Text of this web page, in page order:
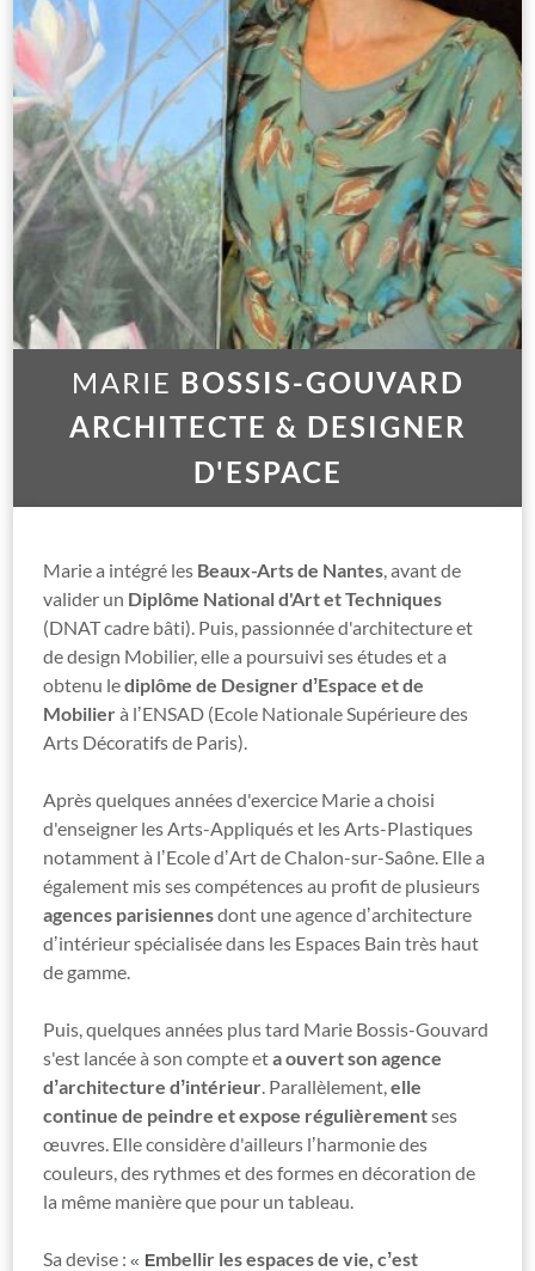
MARIE BOSSIS-GOUVARD
ARCHITECTE & DESIGNER
D'ESPACE
Marie a intégré les Beaux-Arts de Nantes, avant de
valider un Diplôme National d'Art et Techniques
(DNAT cadre bâti). Puis, passionnée d'architecture et
de design Mobilier, elle a poursuivi ses études et a
obtenu lediplôme de Designer dʼEspace et de
Mobilierà lʼENSAD (Ecole Nationale Supérieure des
Arts Décoratifs de Paris).
Après quelques années d'exercice Marie a choisi
d'enseigner les Arts-Appliqués et les Arts-Plastiques
notamment à lʼEcole dʼArt de Chalon-sur-Saône. Elle a
également mis ses compétences au profit de plusieurs
agences parisiennesdont une agence dʼarchitecture
dʼintérieur spécialisée dans les Espaces Bain très haut
de gamme.
Puis, quelques années plus tard Marie Bossis-Gouvard
s'est lancée à son compte eta ouvert son agence
dʼarchitecture dʼintérieur. Parallèlement,elle
continue de peindre et expose régulièrementses
œuvres. Elle considère d'ailleurs lʼharmonie des
couleurs, des rythmes et des formes en décoration de
la même manière que pour un tableau.
Sa devise :« Embellir les espaces de vie, cʼest